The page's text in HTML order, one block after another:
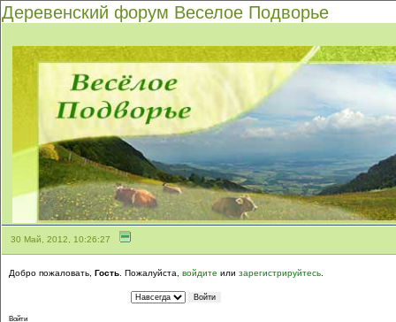
Деревенский форум Веселое Подворье
30 Май, 2012, 10:26:27
Добро пожаловать, Гость . Пожалуйста, войдите или зарегистрируйтесь
Войти